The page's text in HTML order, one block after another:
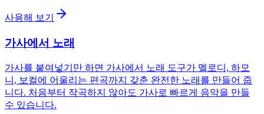
사용해 보기
가사에서 노래
가사를 붙여넣기만 하면 가사에서 노래 도구가 멜로디, 하모
니, 보컬에 어울리는 편곡까지 갖춘 완전한 노래를 만들어 줍
니다. 처음부터 작곡하지 않아도 가사로 빠르게 음악을 만들
수 있습니다.